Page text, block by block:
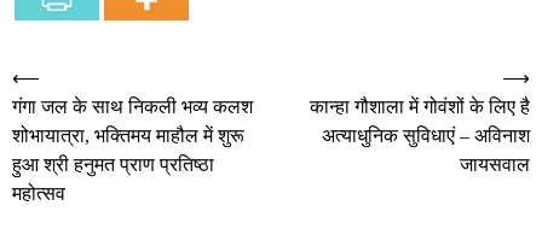
Post
navigation
⟵
गंगा जल के साथ निकली भव्य कलश
शोभायात्रा, भक्तिमय माहौल में शुरू
हुआ श्री हनुमत प्राण प्रतिष्ठा
महोत्सव
कान्हा गौशाला में गोवंशों के लिए है
अत्याधुनिक सुविधाएं – अविनाश
जायसवाल
⟶